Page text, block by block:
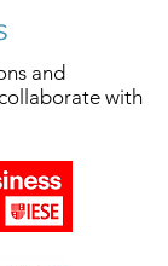
and
with